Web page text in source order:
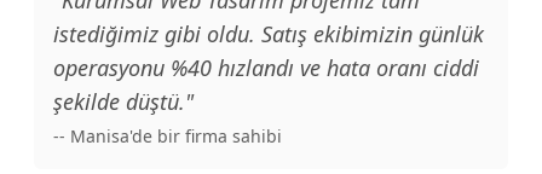
istediğimiz gibi oldu. Satış ekibimizin günlük
operasyonu %40 hızlandı ve hata oranı ciddi
şekilde düştü."
-- Manisa'de bir firma sahibi